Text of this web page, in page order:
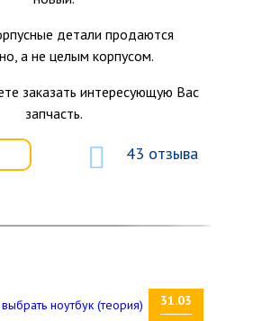
детали продаются
а не целым корпусом.
заказать интересующую Вас
запчасть.
43 отзыва
31.03